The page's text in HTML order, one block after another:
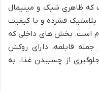
که ظاهری شیک و مینیمال
فشرده و با کیفیت
است. بخش های داخلی که
قابلمه، دارای روکش
از چسبیدن غذا، به